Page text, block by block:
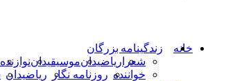
خانه زندگینامه بزرگان
شعرا ریاضیدانموسیقیداننوازنده
خواننده روزنامه نگار ریاضیدان